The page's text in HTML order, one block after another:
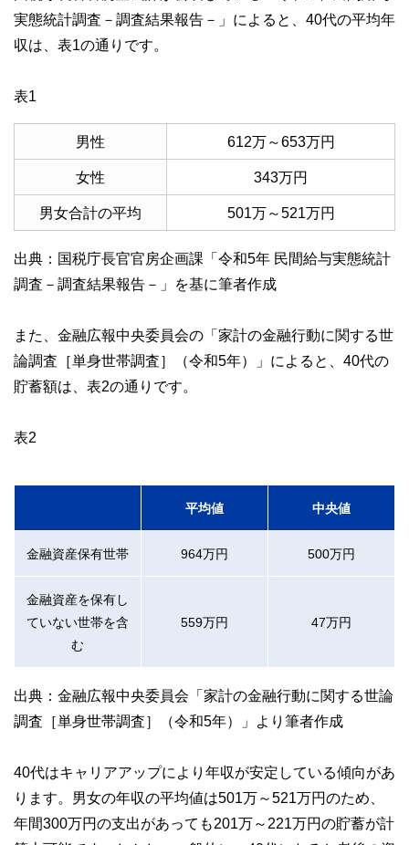
な情報発信を実現しています。
私たちは、快適でより良い生活のアイデアを提供するお金の
コンシェルジュを目指します。
実態統計調査－調査結果報告－」によると、40代の平均年
収は、表1の通りです。
表1
男性 612万～653万円
女性 343万円
男女合計の平均 501万～521万円
出典：国税庁長官官房企画課「令和5年 民間給与実態統計
調査－調査結果報告－」を基に筆者作成
また、金融広報中央委員会の「家計の金融行動に関する世
論調査［単身世帯調査］（令和5年）」によると、40代の
貯蓄額は、表2の通りです。
表2
平均値 中央値
金融資産保有世帯 964万円 500万円
金融資産を保有し
ていない世帯を含
む
559万円 47万円
出典：金融広報中央委員会「家計の金融行動に関する世論
調査［単身世帯調査］（令和5年）」より筆者作成
40代はキャリアアップにより年収が安定している傾向があ
ります。男女の年収の平均値は501万～521万円のため、
年間300万円の支出があっても201万～221万円の貯蓄が計